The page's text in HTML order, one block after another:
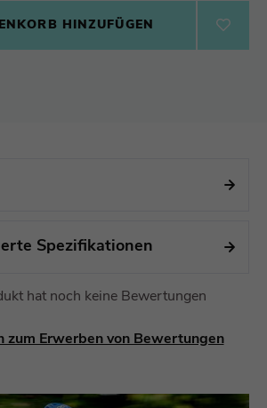
HINZUFÜGEN
Spezifikationen
hat noch keine Bewertungen
zum Erwerben von Bewertungen